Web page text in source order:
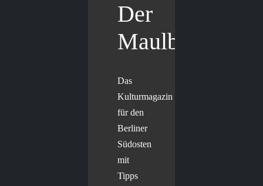
Der
Maulbär
Das
Kulturmagazin
für den
Berliner
Südosten
mit
Tipps